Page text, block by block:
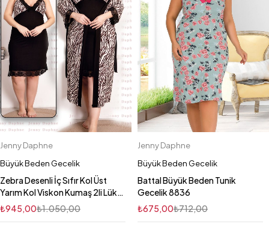
Jenny Daphne
Büyük Beden Gecelik
Zebra Desenli İç Sıfır Kol Üst
Yarım Kol Viskon Kumaş 2li Lüks
Gecelik Sabahlık Takımı 19218
₺1.050,00
₺945,00
Jenny Daphne
Büyük Beden Gecelik
Battal Büyük Beden Tunik
Gecelik 8836
₺712,00
₺675,00